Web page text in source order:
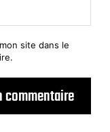
site dans le